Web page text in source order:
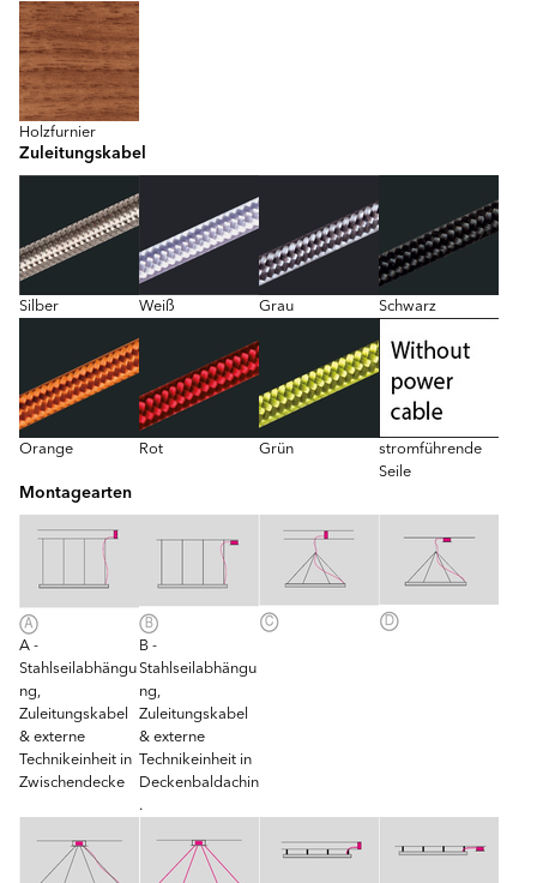
Holzfurnier
Zuleitungskabel
Silber Weiß Grau Schwarz
Orange Rot Grün
stromführende
Seile
Montagearten
A -
Stahlseilabhängu
ng,
Zuleitungskabel
& externe
Technikeinheit in
Zwischendecke
B -
Stahlseilabhängu
ng,
Zuleitungskabel
& externe
Technikeinheit in
Deckenbaldachin
.